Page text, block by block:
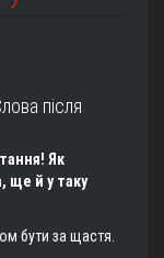
після
Як
ще й у таку
бути за щастя.